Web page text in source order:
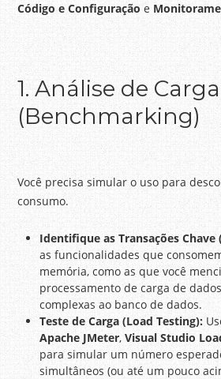
Código e Configuração e
1. Análise de Carga
(Benchmarking)
Você precisa simular o uso para
consumo.
Identifique as Transações Chave
as funcionalidades que
memória, como as que você
processamento de carga de
complexas ao banco de dados.
Teste de Carga (Load Testing):
Apache JMeter,Visual Studio
para simular um número
simultâneos (ou até um pouco